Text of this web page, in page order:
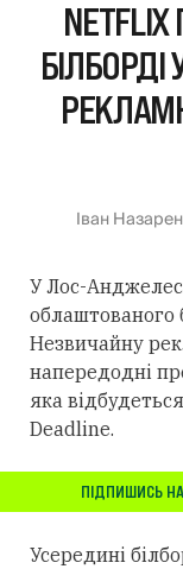
Іван
У Лос-
облаштованого
Незвичайну
напередодні
яка
Deadline.
ПІДПИШИСЬ
Усередині